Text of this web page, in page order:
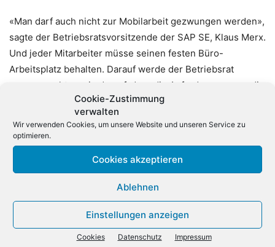
Cookie-Zustimmung
verwalten
Wir verwenden Cookies, um unsere Website und unseren Service zu
optimieren.
Cookies akzeptieren
Ablehnen
Einstellungen anzeigen
Cookies Datenschutz Impressum
«Man darf auch nicht zur Mobilarbeit gezwungen werden»,
sagte der Betriebsratsvorsitzende der SAP SE, Klaus Merx.
Und jeder Mitarbeiter müsse seinen festen Büro-
Arbeitsplatz behalten. Darauf werde der Betriebsrat
genauso achten wie darauf, dass die Anforderungen an die
Verfügbarkeit nicht zulasten der Arbeitszeitregeln gingen.
«Wir werden mit wachen Augen darauf schauen», sagte
Merx. Europas größter Softwarehersteller hatte im
vergangenen Jahr in Deutschland bereits die befristete
Teilzeit eingeführt. Seit Juni 2017 haben gut 400
Mitarbeiter dieses Angebot in Anspruch genommen. Gut